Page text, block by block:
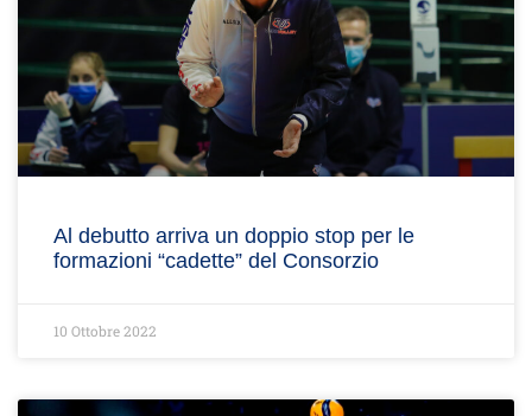
Al debutto arriva un doppio stop per le
formazioni “cadette” del Consorzio
10 Ottobre 2022